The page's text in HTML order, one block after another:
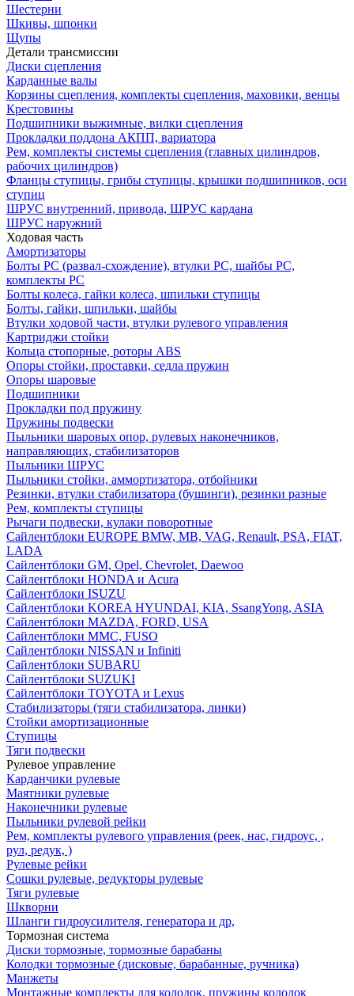
Шестерни
Шкивы, шпонки
Щупы
Детали трансмиссии
Диски сцепления
Карданные валы
Корзины сцепления, комплекты сцепления, маховики, венцы
Крестовины
Подшипники выжимные, вилки сцепления
Прокладки поддона АКПП, вариатора
Рем, комплекты системы сцепления (главных цилиндров,
рабочих цилиндров)
Фланцы ступицы, грибы ступицы, крышки подшипников, оси
ступиц
ШРУС внутренний, привода, ШРУС кардана
ШРУС наружний
Ходовая часть
Амортизаторы
Болты РС (развал-схождение), втулки РС, шайбы РС,
комплекты РС
Болты колеса, гайки колеса, шпильки ступицы
Болты, гайки, шпильки, шайбы
Втулки ходовой части, втулки рулевого управления
Картриджи стойки
Кольца стопорные, роторы ABS
Опоры стойки, проставки, седла пружин
Опоры шаровые
Подшипники
Прокладки под пружину
Пружины подвески
Пыльники шаровых опор, рулевых наконечников,
направляющих, стабилизаторов
Пыльники ШРУС
Пыльники стойки, аммортизатора, отбойники
Резинки, втулки стабилизатора (бушинги), резинки разные
Рем, комплекты ступицы
Рычаги подвески, кулаки поворотные
Сайлентблоки EUROPE BMW, MB, VAG, Renault, PSA, FIAT,
LADA
Сайлентблоки GM, Opel, Chevrolet, Daewoo
Сайлентблоки HONDA и Acura
Сайлентблоки ISUZU
Сайлентблоки KOREA HYUNDAI, KIA, SsangYong, ASIA
Сайлентблоки MAZDA, FORD, USA
Сайлентблоки MMC, FUSO
Сайлентблоки NISSAN и Infiniti
Сайлентблоки SUBARU
Сайлентблоки SUZUKI
Сайлентблоки TOYOTA и Lexus
Стабилизаторы (тяги стабилизатора, линки)
Стойки амортизационные
Ступицы
Тяги подвески
Рулевое управление
Карданчики рулевые
Маятники рулевые
Наконечники рулевые
Пыльники рулевой рейки
Рем, комплекты рулевого управления (реек, нас, гидроус, ,
рул, редук, )
Рулевые рейки
Сошки рулевые, редукторы рулевые
Тяги рулевые
Шкворни
Шланги гидроусилителя, генератора и др,
Тормозная система
Диски тормозные, тормозные барабаны
Колодки тормозные (дисковые, барабанные, ручника)
Манжеты
Монтажные комплекты для колодок, пружины колодок